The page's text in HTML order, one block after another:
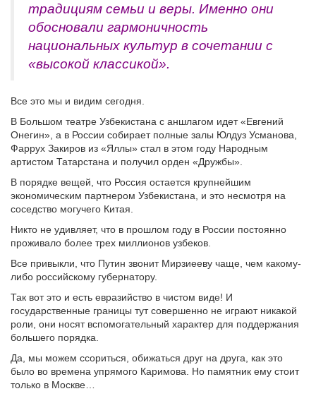
традициям семьи и веры. Именно они
обосновали гармоничность
национальных культур в сочетании с
«высокой классикой».
Все это мы и видим сегодня.
В Большом театре Узбекистана с аншлагом идет «Евгений
Онегин», а в России собирает полные залы Юлдуз Усманова,
Фаррух Закиров из «Яллы» стал в этом году Народным
артистом Татарстана и получил орден «Дружбы».
В порядке вещей, что Россия остается крупнейшим
экономическим партнером Узбекистана, и это несмотря на
соседство могучего Китая.
Никто не удивляет, что в прошлом году в России постоянно
проживало более трех миллионов узбеков.
Все привыкли, что Путин звонит Мирзиееву чаще, чем какому-
либо российскому губернатору.
Так вот это и есть евразийство в чистом виде! И
государственные границы тут совершенно не играют никакой
роли, они носят вспомогательный характер для поддержания
большего порядка.
Да, мы можем ссориться, обижаться друг на друга, как это
было во времена упрямого Каримова. Но памятник ему стоит
только в Москве…